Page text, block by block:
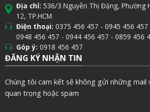
Địa chỉ: 536/3 Nguyễn Thị Đặng, Phường
12, TP.HCM
Điện thoại: 0375 456 457 - 0945 456 457
0948 456 457 - 0944 456 457 - 0859 456
Góp ý: 0918 456 457
ĐĂNG KÝ NHẬN TIN
Chúng tôi cam kết sẽ không gửi những mail
quan trọng hoặc spam